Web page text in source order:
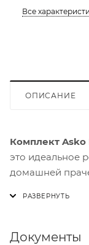
Все
ОПИСАНИЕ
Комплект Asko
это идеальное
домашней
Документы